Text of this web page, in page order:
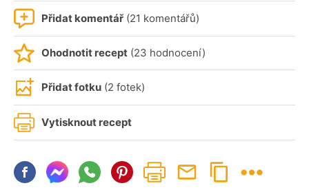
Přidat komentář (21 komentářů)
Ohodnotit recept (23 hodnocení)
Přidat fotku (2 fotek)
Vytisknout recept